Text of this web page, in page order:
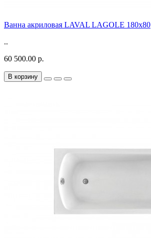
Ванна акриловая LAVAL LAGOLE 180x80
..
60 500.00 р.
В корзину